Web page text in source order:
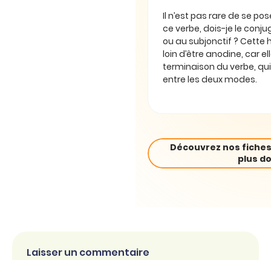
Il n’est pas rare de se
ce verbe, dois-je le
ou au subjonctif ? Cette
loin d’être anodine, car
terminaison du verbe,
entre les deux modes.
Découvrez nos
plus
Laisser un commentaire